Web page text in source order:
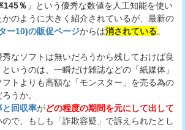
145％ 」という優秀な数値を人工知能を使い
のように大きく紹介されているが、最新の
ー10)の販促ページからは消されている。
なソフトは無いだろうから残しておけば良
というのは、一瞬だけ雑誌などの「紙媒体」
トよりも高額な「モンスター」を売る為の
うか。
と回収率がどの程度の期間を元にして出して
で、もしも「詐欺容疑」で訴えられたとし